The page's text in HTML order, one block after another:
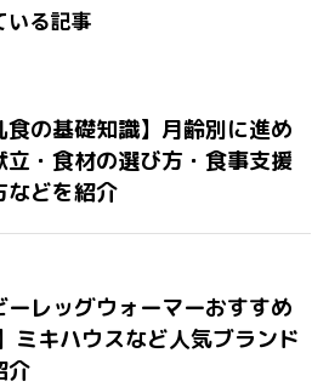
いる記事
食の基礎知識】月齢別に進め
立・食材の選び方・食事支援
などを紹介
ーレッグウォーマーおすすめ
ミキハウスなど人気ブランド
介